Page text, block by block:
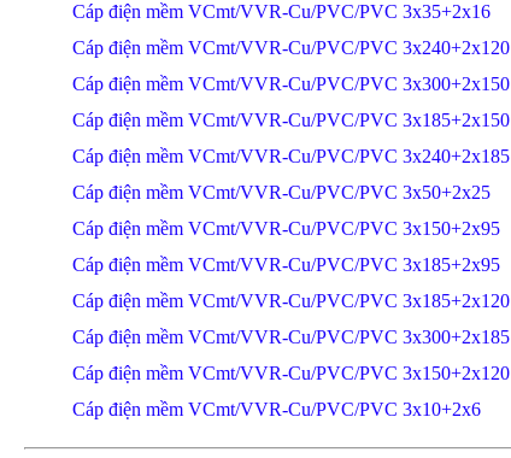
Cáp điện mềm VCmt/VVR-Cu/PVC/PVC 3x35+2x16
Cáp điện mềm VCmt/VVR-Cu/PVC/PVC 3x240+2x120
Cáp điện mềm VCmt/VVR-Cu/PVC/PVC 3x300+2x150
Cáp điện mềm VCmt/VVR-Cu/PVC/PVC 3x185+2x150
Cáp điện mềm VCmt/VVR-Cu/PVC/PVC 3x240+2x185
Cáp điện mềm VCmt/VVR-Cu/PVC/PVC 3x50+2x25
Cáp điện mềm VCmt/VVR-Cu/PVC/PVC 3x150+2x95
Cáp điện mềm VCmt/VVR-Cu/PVC/PVC 3x185+2x95
Cáp điện mềm VCmt/VVR-Cu/PVC/PVC 3x185+2x120
Cáp điện mềm VCmt/VVR-Cu/PVC/PVC 3x300+2x185
Cáp điện mềm VCmt/VVR-Cu/PVC/PVC 3x150+2x120
Cáp điện mềm VCmt/VVR-Cu/PVC/PVC 3x10+2x6